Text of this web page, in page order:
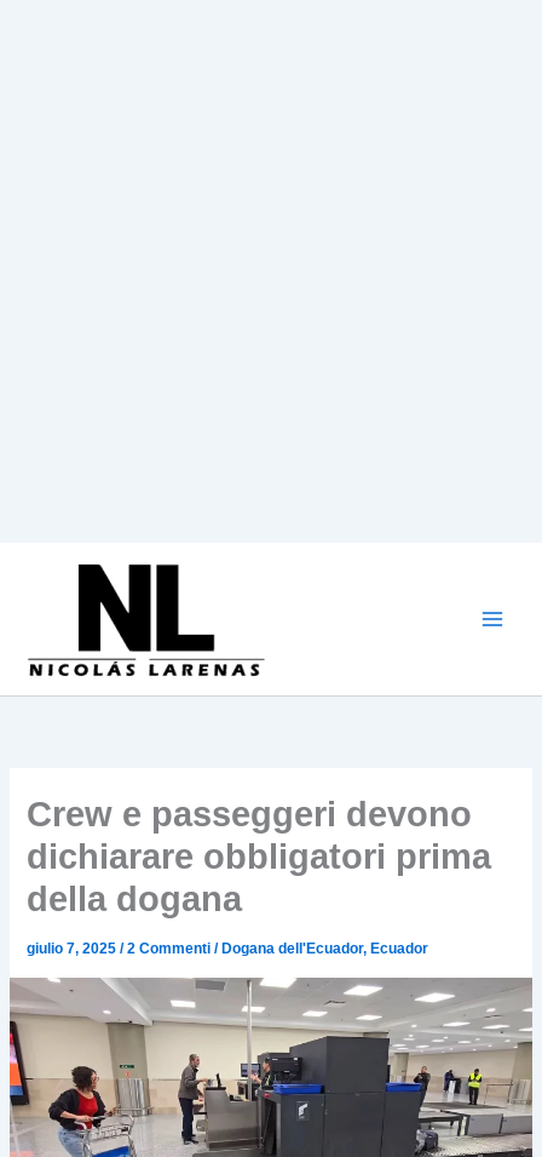
Crew e passeggeri devono
dichiarare obbligatori prima
della dogana
giulio 7, 2025/2 Commenti / Dogana dell'Ecuador, Ecuador